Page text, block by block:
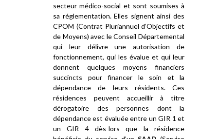
secteur médico-social et sont soumises à
sa réglementation. Elles signent ainsi des
CPOM (Contrat Pluriannuel d’Objectifs et
de Moyens) avec le Conseil Départemental
qui leur délivre une autorisation de
fonctionnement, qui les évalue et qui leur
donnent quelques moyens financiers
succincts pour financer le soin et la
dépendance de leurs résidents. Ces
résidences peuvent accueillir à titre
dérogatoire des personnes dont la
dépendance est évaluée entre un GIR 1 et
un GIR 4 dès-lors que la résidence